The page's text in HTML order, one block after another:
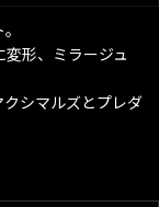
形、ミラージュ
シマルズとプレダ